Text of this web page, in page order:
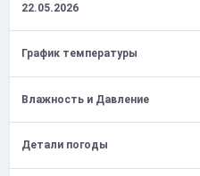
22.05.2026
График температуры
Влажность и Давление
Детали погоды